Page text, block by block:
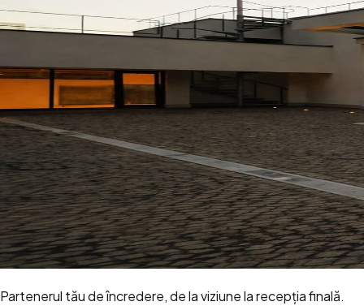
Partenerul tău de încredere, de la viziune la recepția finală.